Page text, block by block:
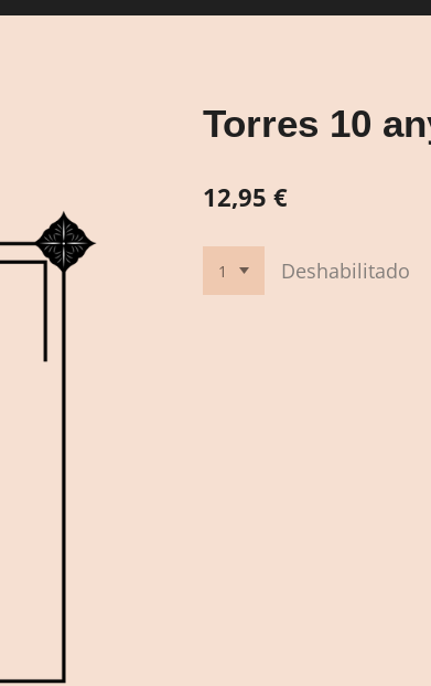
Torres 10
12,95 €
Deshabilitado